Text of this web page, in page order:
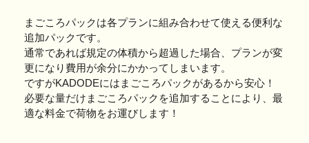
まごころパックは各プランに組み合わせて使える便利な
追加パックです。
通常であれば規定の体積から超過した場合、プランが変
更になり費用が余分にかかってしまいます。
ですがKADODEにはまごころパックがあるから安心！
必要な量だけまごころパックを追加することにより、最
適な料金で荷物をお運びします！